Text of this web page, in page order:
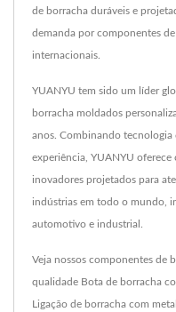
de borracha duráveis e
demanda por componentes
internacionais.
YUANYU tem sido um líder
borracha moldados
anos. Combinando tecnologia
experiência, YUANYU
inovadores projetados para
indústrias em todo o mundo,
automotivo e industrial.
Veja nossos componentes de
qualidade Bota de borracha
Ligação de borracha com metal